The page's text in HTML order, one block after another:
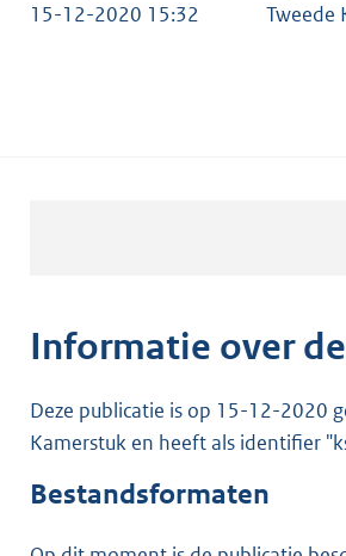
15-12-2020 15:32 Tweede
Informatie over
Deze publicatie is op 15-12-2020
Kamerstuk en heeft als identifier
Bestandsformaten